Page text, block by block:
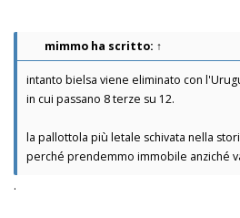
mimmo ha scritto: ↑
intanto bielsa viene eliminato con
in cui passano 8 terze su 12.
la pallottola più letale schivata nella
perché prendemmo immobile anziché
.